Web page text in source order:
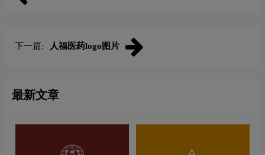
下一篇: 人福医药logo图片
最新文章